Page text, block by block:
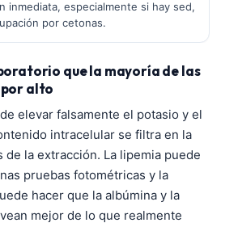
inmediata, especialmente si hay sed,
por cetonas.
que la mayoría de las
por alto
elevar falsamente el potasio y el
intracelular se filtra en la
de la extracción. La lipemia puede
pruebas fotométricas y la
hacer que la albúmina y la
mejor de lo que realmente